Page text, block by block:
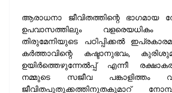
ആരാധനാ ജീവിതത്തിന്റെ ഭാഗമായ
ഉപവാസത്തിലും വളരെയധികം
തിരുമേനിയുടെ പഠിപ്പിക്കല്‍
കര്‍ത്താവിന്റെ കഷ്ടാനുഭവം,
ഉയിര്‍ത്തെഴുന്നേല്‍പ്പ് എന്നീ
നമ്മുടെ സജീവ പങ്കാളിത്തം
ജീവിതപുതുക്കത്തിനുതകുമാറ്